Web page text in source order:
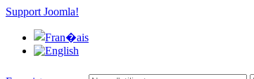
Support Joomla!